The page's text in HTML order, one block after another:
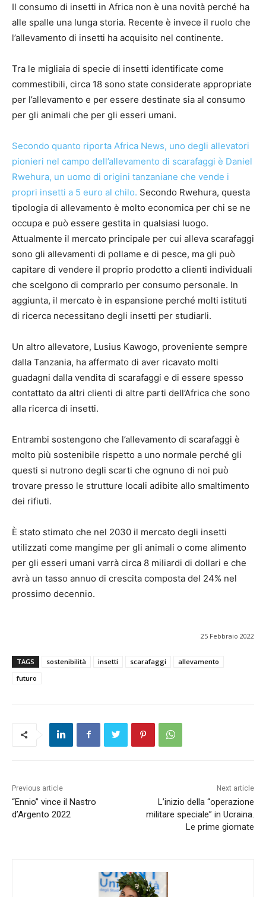
Il consumo di insetti in Africa non è una novità perché ha
alle spalle una lunga storia. Recente è invece il ruolo che
l’allevamento di insetti ha acquisito nel continente.
Tra le migliaia di specie di insetti identificate come
commestibili, circa 18 sono state considerate appropriate
per l’allevamento e per essere destinate sia al consumo
per gli animali che per gli esseri umani.
Secondo quanto riporta Africa News, uno degli allevatori
pionieri nel campo dell’allevamento di scarafaggi è Daniel
Rwehura, un uomo di origini tanzaniane che vende i
propri insetti a 5 euro al chilo. Secondo Rwehura, questa
tipologia di allevamento è molto economica per chi se ne
occupa e può essere gestita in qualsiasi luogo.
Attualmente il mercato principale per cui alleva scarafaggi
sono gli allevamenti di pollame e di pesce, ma gli può
capitare di vendere il proprio prodotto a clienti individuali
che scelgono di comprarlo per consumo personale. In
aggiunta, il mercato è in espansione perché molti istituti
di ricerca necessitano degli insetti per studiarli.
Un altro allevatore, Lusius Kawogo, proveniente sempre
dalla Tanzania, ha affermato di aver ricavato molti
guadagni dalla vendita di scarafaggi e di essere spesso
contattato da altri clienti di altre parti dell’Africa che sono
alla ricerca di insetti.
Entrambi sostengono che l’allevamento di scarafaggi è
molto più sostenibile rispetto a uno normale perché gli
questi si nutrono degli scarti che ognuno di noi può
trovare presso le strutture locali adibite allo smaltimento
dei rifiuti.
È stato stimato che nel 2030 il mercato degli insetti
utilizzati come mangime per gli animali o come alimento
per gli esseri umani varrà circa 8 miliardi di dollari e che
avrà un tasso annuo di crescita composta del 24% nel
prossimo decennio.
25 Febbraio 2022
TAGS sostenibilità insetti scarafaggi
allevamento
futuro
Previous article
“Ennio” vince il Nastro
d’Argento 2022
Next article
L’inizio della “operazione
militare speciale” in Ucraina.
Le prime giornate